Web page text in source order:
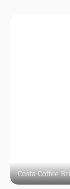
Costa Coffee